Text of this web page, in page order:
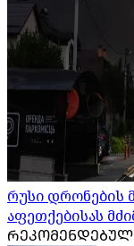
რუსი დრონების
აფეთქებისას